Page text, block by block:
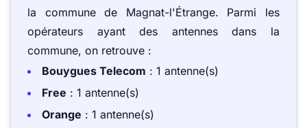
la commune de Magnat-l'Étrange. Parmi les
opérateurs ayant des antennes dans la
commune, on retrouve :
Bouygues Telecom : 1 antenne(s)
Free : 1 antenne(s)
Orange : 1 antenne(s)